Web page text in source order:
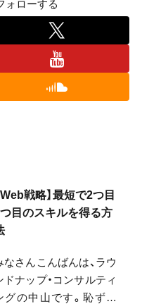
ォローする
Web戦略】最短で2つ目
目のスキルを得る方
なさんこんばんは、ラウ
ドナップ・コンサルティ
グの中山です。恥ずか